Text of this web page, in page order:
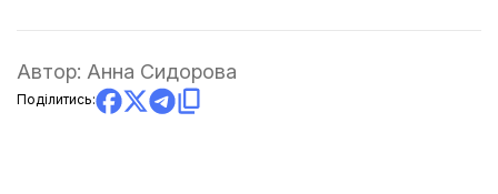
Автор: Анна Сидорова
Поділитись: